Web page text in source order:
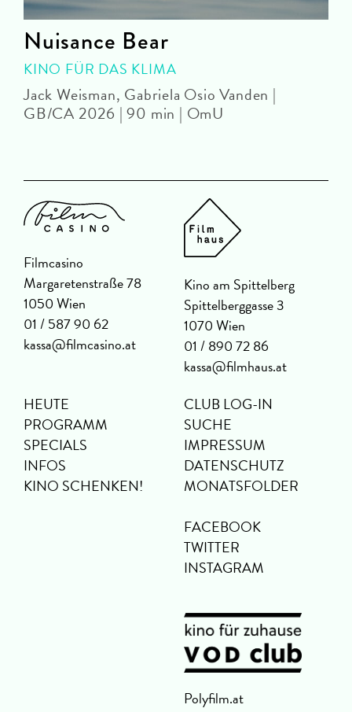
Nuisance Bear
KINO FÜR DAS KLIMA
Jack Weisman, Gabriela Osio Vanden |
GB/CA 2026 | 90 min | OmU
Filmcasino
Margaretenstraße 78
1050 Wien
01 / 587 90 62
kassa@filmcasino.at
Kino am Spittelberg
Spittelberggasse 3
1070 Wien
01 / 890 72 86
kassa@filmhaus.at
HEUTE
PROGRAMM
SPECIALS
INFOS
KINO SCHENKEN!
CLUB LOG-IN
SUCHE
IMPRESSUM
DATENSCHUTZ
MONATSFOLDER
FACEBOOK
TWITTER
INSTAGRAM
Polyfilm.at